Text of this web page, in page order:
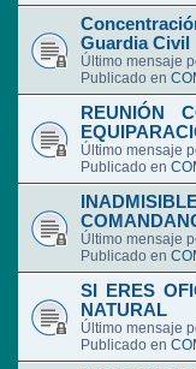
Guardia Civil
Último mensaje
Publicado en
REUNIÓN
Último mensaje
Publicado en
Último mensaje
Publicado en
SI ERES
NATURAL
Último mensaje
Publicado en